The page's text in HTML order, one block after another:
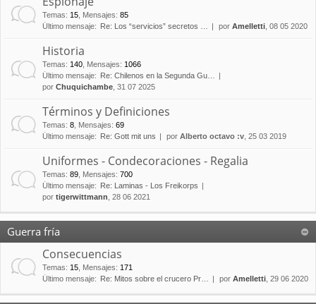
Temas: 15 Mensajes: 85
Último mensaje:
Re: Los “servicios” secretos … por Amelletti , 08 05 2020
Historia
Temas: 140 Mensajes: 1066
Último mensaje:
Re: Chilenos en la Segunda Gu…
por Chuquichambe , 31 07 2025
Términos y Definiciones
Temas: 8 Mensajes: 69
Último mensaje:
Re: Gott mit uns por Alberto octavo :v , 25 03 2019
Uniformes - Condecoraciones - Regalia
Temas: 89 Mensajes: 700
Último mensaje:
Re: Laminas - Los Freikorps
por tigerwittmann , 28 06 2021
Guerra fría
Consecuencias
Temas: 15 Mensajes: 171
Último mensaje:
Re: Mitos sobre el crucero Pr… por Amelletti , 29 06 2020